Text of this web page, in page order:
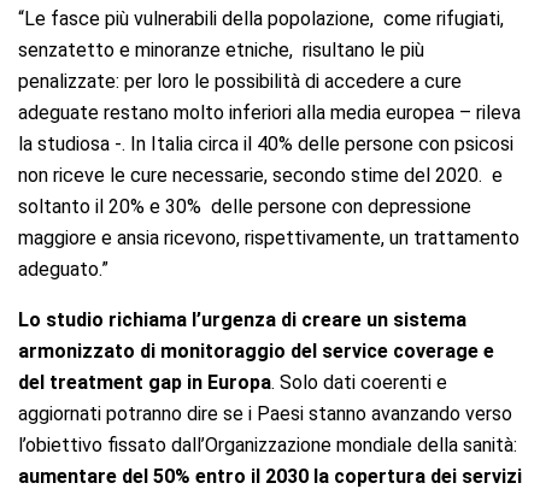
“Le fasce più vulnerabili della popolazione, come rifugiati,
senzatetto e minoranze etniche, risultano le più
penalizzate: per loro le possibilità di accedere a cure
adeguate restano molto inferiori alla media europea – rileva
la studiosa -. In Italia circa il 40% delle persone con psicosi
non riceve le cure necessarie, secondo stime del 2020. e
soltanto il 20% e 30% delle persone con depressione
maggiore e ansia ricevono, rispettivamente, un trattamento
adeguato.”
Lo studio richiama l’urgenza di creare un sistema
armonizzato di monitoraggio del service coverage e
del treatment gap in Europa. Solo dati coerenti e
aggiornati potranno dire se i Paesi stanno avanzando verso
l’obiettivo fissato dall’Organizzazione mondiale della sanità:
aumentare del 50% entro il 2030 la copertura dei servizi